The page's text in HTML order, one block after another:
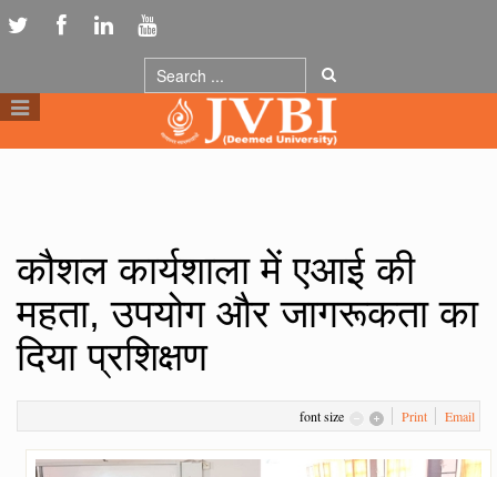
कौशल कार्यशाला में एआई की
महता, उपयोग और जागरूकता का
दिया प्रशिक्षण
font size Print Email